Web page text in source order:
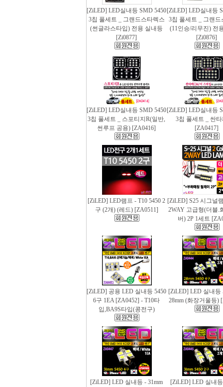
[ZiLED] LED실내등 SMD 5450
3칩 풀세트 _ 그랜드스타렉스
(썬글라스타입) 전용 실내등
[Zi0877]
[ZiLED] LED실내등
3칩 풀세트 _ 그랜드
(11인승/리무진) 전
[Zi0876]
[ZiLED] LED실내등 SMD 5450
3칩 풀세트 _ 스포티지R(일반,
썬루프 공용) [ZA0416]
[ZiLED] LED실내등
3칩 풀세트 _ 싼
[ZA0417]
[ZiLED] LED램프 - T10 5450 2
구 (2개) (레드) [ZA0511]
[ZiLED] S25 시그널
2WAY 고급형(더블.
버) 2P 1세트
[ZiLED] 공용 LED 실내등 5450
6구 1EA [ZA0452] - T10타
입,BA9S타입(콩전구)
[ZiLED] LED 실내등
28mm (화장거울등)
[ZiLED] LED 실내등 - 31mm
[ZiLED] LED 실내